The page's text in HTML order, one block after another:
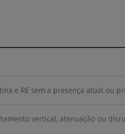
e RE sem a presença atual ou
vertical, atenuação ou